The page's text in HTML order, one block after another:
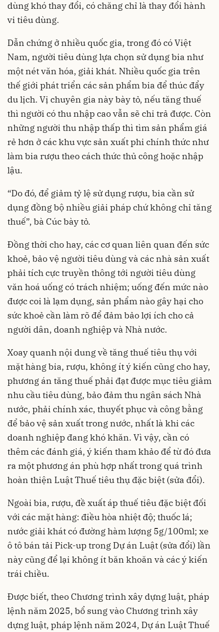
dùng khó thay đổi, có chăng chỉ là thay đổi hành
vi tiêu dùng.
Dẫn chứng ở nhiều quốc gia, trong đó có Việt
Nam, người tiêu dùng lựa chọn sử dụng bia như
một nét văn hóa, giải khát. Nhiều quốc gia trên
thế giới phát triển các sản phẩm bia để thúc đẩy
du lịch. Vị chuyên gia này bày tỏ, nếu tăng thuế
thì người có thu nhập cao vẫn sẽ chi trả được. Còn
những người thu nhập thấp thì tìm sản phẩm giá
rẻ hơn ở các khu vực sản xuất phi chính thức như
làm bia rượu theo cách thức thủ công hoặc nhập
lậu.
“Do đó, để giảm tỷ lệ sử dụng rượu, bia cần sử
dụng đồng bộ nhiều giải pháp chứ không chỉ tăng
thuế”, bà Cúc bày tỏ.
Đồng thời cho hay, các cơ quan liên quan đến sức
khoẻ, bảo vệ người tiêu dùng và các nhà sản xuất
phải tích cực truyền thông tới người tiêu dùng
văn hoá uống có trách nhiệm; uống đến mức nào
được coi là lạm dụng, sản phẩm nào gây hại cho
sức khoẻ cần làm rõ để đảm bảo lợi ích cho cả
người dân, doanh nghiệp và Nhà nước.
Xoay quanh nội dung về tăng thuế tiêu thụ với
mặt hàng bia, rượu, không ít ý kiến cũng cho hay,
phương án tăng thuế phải đạt được mục tiêu giảm
nhu cầu tiêu dùng, bảo đảm thu ngân sách Nhà
nước, phải chính xác, thuyết phục và công bằng
để bảo vệ sản xuất trong nước, nhất là khi các
doanh nghiệp đang khó khăn. Vì vậy, cần có
thêm các đánh giá, ý kiến tham khảo để từ đó đưa
ra một phương án phù hợp nhất trong quá trình
hoàn thiện Luật Thuế tiêu thụ đặc biệt (sửa đổi).
Ngoài bia, rượu, đề xuất áp thuế tiêu đặc biệt đối
với các mặt hàng: điều hòa nhiệt độ; thuốc lá;
nước giải khát có đường hàm lượng 5g/100ml; xe
ô tô bán tải Pick-up trong Dự án Luật (sửa đổi) lần
này cũng để lại không ít băn khoăn và các ý kiến
trái chiều.
Được biết, theo Chương trình xây dựng luật, pháp
lệnh năm 2025, bổ sung vào Chương trình xây
dựng luật, pháp lệnh năm 2024, Dự án Luật Thuế